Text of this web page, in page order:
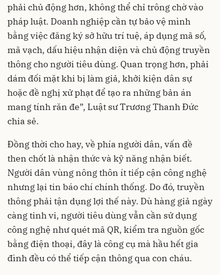
phải chủ động hơn, không thể chỉ trông chờ vào
pháp luật. Doanh nghiệp cần tự bảo vệ mình
bằng việc đăng ký sở hữu trí tuệ, áp dụng mã số,
mã vạch, dấu hiệu nhận diện và chủ động truyền
thông cho người tiêu dùng. Quan trọng hơn, phải
dám đối mặt khi bị làm giả, khởi kiện dân sự
hoặc đề nghị xử phạt để tạo ra những bản án
mang tính răn đe”, Luật sư Trương Thanh Đức
chia sẻ.
Đồng thời cho hay, về phía người dân, vấn đề
then chốt là nhận thức và kỹ năng nhận biết.
Người dân vùng nông thôn ít tiếp cận công nghệ
nhưng lại tin báo chí chính thống. Do đó, truyền
thông phải tận dụng lợi thế này. Dù hàng giả ngày
càng tinh vi, người tiêu dùng vẫn cần sử dụng
công nghệ như quét mã QR, kiểm tra nguồn gốc
bằng điện thoại, đây là công cụ mà hầu hết gia
đình đều có thể tiếp cận thông qua con cháu.